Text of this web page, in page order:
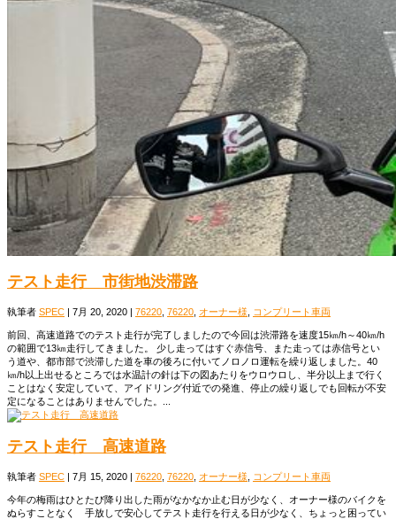
テスト走行 市街地渋滞路
執筆者 SPEC | 7月 20, 2020 | 76220 76220 オーナー様 コンプリート車両
前回、高速道路でのテスト走行が完了しましたので今回は渋滞路を速度15㎞/h～40㎞/h
の範囲で13㎞走行してきました。 少し走ってはすぐ赤信号、また走っては赤信号とい
う道や、都市部で渋滞した道を車の後ろに付いてノロノロ運転を繰り返しました。40
㎞/h以上出せるところでは水温計の針は下の図あたりをウロウロし、半分以上まで行く
ことはなく安定していて、アイドリング付近での発進、停止の繰り返しでも回転が不安
定になることはありませんでした。...
テスト走行 高速道路
執筆者 SPEC | 7月 15, 2020 | 76220 76220 オーナー様 コンプリート車両
今年の梅雨はひとたび降り出した雨がなかなか止む日が少なく、オーナー様のバイクを
ぬらすことなく 手放しで安心してテスト走行を行える日が少なく、ちょっと困ってい